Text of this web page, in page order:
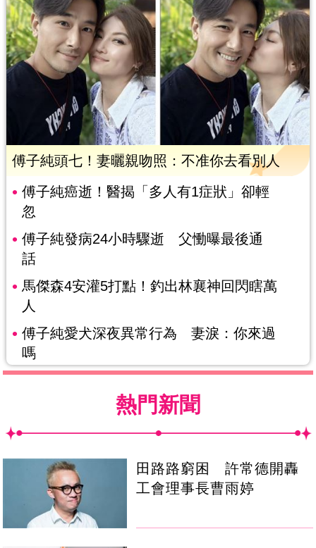
傅子純頭七！妻曬親吻照：不准你去看別人
傅子純癌逝！醫揭「多人有1症狀」卻輕
忽
傅子純發病24小時驟逝 父慟曝最後通
話
馬傑森4安灌5打點！釣出林襄神回閃瞎萬
人
傅子純愛犬深夜異常行為 妻淚：你來過
嗎
熱門新聞
田路路窮困 許常德開轟
工會理事長曹雨婷